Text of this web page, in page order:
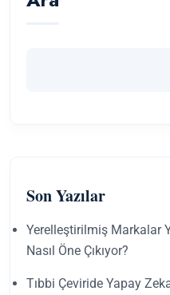
Son Yazılar
Yerelleştirilmiş Markalar
Nasıl Öne Çıkıyor?
Tıbbi Çeviride Yapay